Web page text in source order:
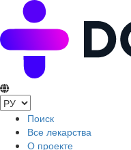
Поиск
Все лекарства
О проекте